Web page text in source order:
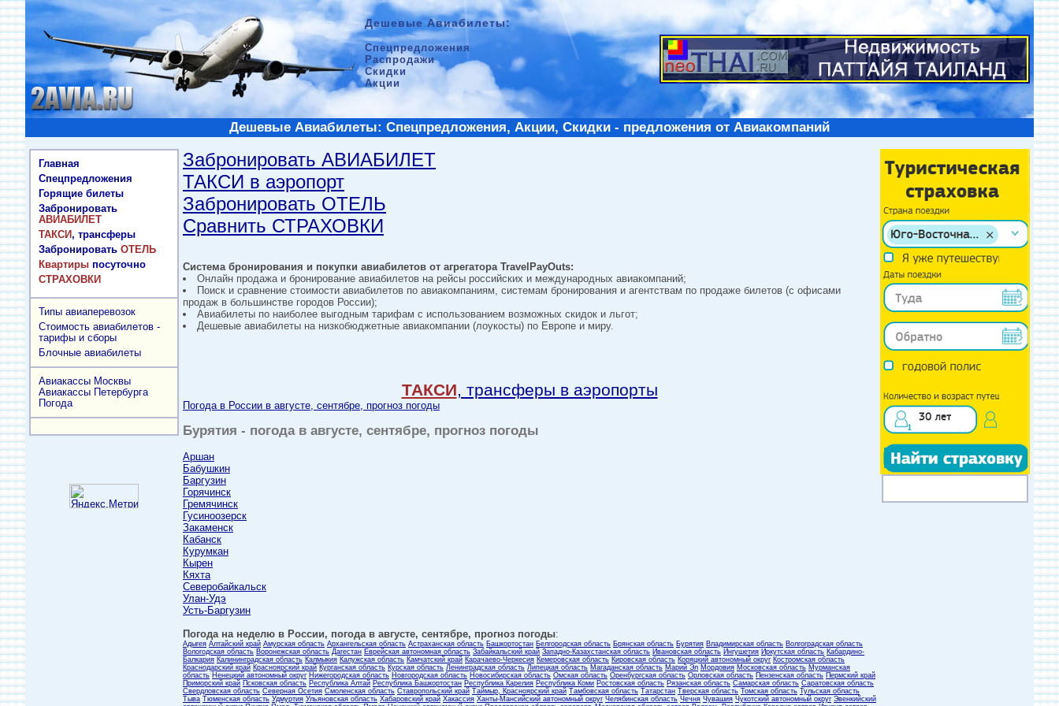
Дешевые Авиабилеты:
Спецпредложения
Распродажи
Скидки
Акции
Дешевые Авиабилеты: Спецпредложения, Акции, Скидки - предложения от Авиакомпаний
Главная
Спецпредложения
Горящие билеты
Забронировать
АВИАБИЛЕТ
ТАКСИ, трансферы
Забронировать ОТЕЛЬ
Квартиры посуточно
СТРАХОВКИ
Типы авиаперевозок
Стоимость авиабилетов -
тарифы и сборы
Блочные авиабилеты
Авиакассы Москвы
Авиакассы Петербурга
Погода
Забронировать АВИАБИЛЕТ
ТАКСИ в аэропорт
Забронировать ОТЕЛЬ
Сравнить СТРАХОВКИ
Система бронирования и покупки авиабилетов от агрегатора TravelPayOuts:
Онлайн продажа и бронирование авиабилетов на рейсы российских и международных авиакомпаний;
Поиск и сравнение стоимости авиабилетов по авиакомпаниям, системам бронирования и агентствам по продаже билетов (с офисами
продаж в большинстве городов России);
Авиабилеты по наиболее выгодным тарифам с использованием возможных скидок и льгот;
Дешевые авиабилеты на низкобюджетные авиакомпании (лоукосты) по Европе и миру.
ТАКСИ, трансферы в аэропорты
Погода в России в августе, сентябре, прогноз погоды
Бурятия - погода в августе, сентябре, прогноз погоды
Аршан
Бабушкин
Баргузин
Горячинск
Гремячинск
Гусиноозерск
Закаменск
Кабанск
Курумкан
Кырен
Кяхта
Северобайкальск
Улан-Удэ
Усть-Баргузин
Погода на неделю в России, погода в августе, сентябре, прогноз погоды:
Адыгея Алтайский край Амурская область Архангельская область Астраханская область Башкортостан Белгородская область Брянская область Бурятия Владимирская область Волгоградская область
Вологодская область Воронежская область Дагестан Еврейская автономная область Забайкальский край Западно-Казахстанская область Ивановская область Ингушетия Иркутская область Кабардино-
Балкария Калининградская область Калмыкия Калужская область Камчатский край Карачаево-Черкесия Кемеровская область Кировская область Коряцкий автономный округ Костромская область
Краснодарский край Красноярский край Курганская область Курская область Ленинградская область Липецкая область Магаданская область Марий Эл Мордовия Московская область Мурманская
область Ненецкий автономный округ Нижегородская область Новгородская область Новосибирская область Омская область Оренбургская область Орловская область Пензенская область Пермский край
Приморский край Псковская область Республика Алтай Республика Башкортостан Республика Карелия Республика Коми Ростовская область Рязанская область Самарская область Саратовская область
Свердловская область Северная Осетия Смоленская область Ставропольский край Таймыр, Красноярский край Тамбовская область Татарстан Тверская область Томская область Тульская область
Тыва Тюменская область Удмуртия Ульяновская область Хабаровский край Хакассия Ханты-Мансийский автономный округ Челябинская область Чечня Чувашия Чукотский автономный округ Эвенкийский